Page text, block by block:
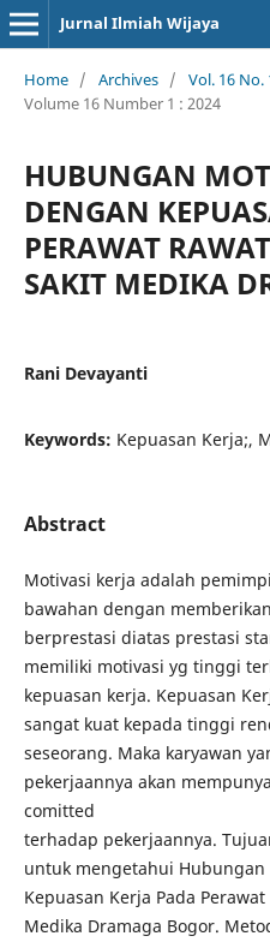
Jurnal Ilmiah Wijaya
Home / Archives / Vol. 16 No.
Volume 16 Number 1 : 2024
HUBUNGAN
DENGAN
PERAWAT
SAKIT MEDIKA
Rani Devayanti
Keywords: Kepuasan Kerja;,
Abstract
Motivasi kerja adalah
bawahan dengan
berprestasi diatas prestasi
memiliki motivasi yg tinggi
kepuasan kerja. Kepuasan
sangat kuat kepada tinggi
seseorang. Maka karyawan
pekerjaannya akan
comitted
terhadap pekerjaannya.
untuk mengetahui Hubungan
Kepuasan Kerja Pada
Medika Dramaga Bogor.